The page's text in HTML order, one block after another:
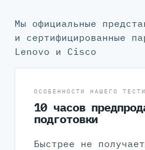
Мы официальные
и сертифицированные
Lenovo и Cisco
ОСОБЕННОСТИ НАШЕГО
10 часов
подготовки
Быстрее не